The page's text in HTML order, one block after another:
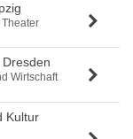
Theater
Wirtschaft
Kultur